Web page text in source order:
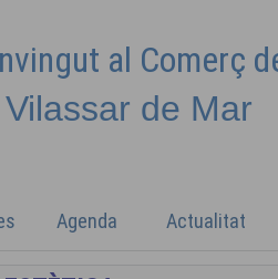
al Comerç
Vilassar de Mar
Agenda Actualitat